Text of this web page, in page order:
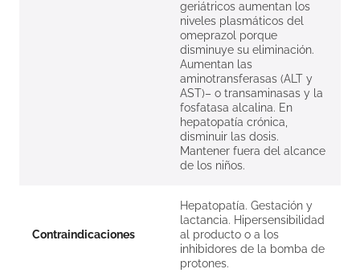
geriátricos aumentan los
niveles plasmáticos del
omeprazol porque
disminuye su eliminación.
Aumentan las
aminotransferasas (ALT y
AST)– o transaminasas y la
fosfatasa alcalina. En
hepatopatía crónica,
disminuir las dosis.
Mantener fuera del alcance
de los niños.
Contraindicaciones
Hepatopatía. Gestación y
lactancia. Hipersensibilidad
al producto o a los
inhibidores de la bomba de
protones.